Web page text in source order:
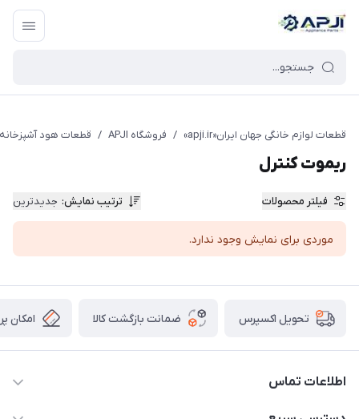
قطعات یدکی و جانبی لوازم خانگی جهان ایران
قطعات لوازم خانگی جهان ایران«apji.ir» / فروشگاه APJI / قطعات هود آشپزخانه
ریموت کنترل
فیلتر محصولات ترتیب نمایش: جدیدترین
موردی برای نمایش وجود ندارد.
تحویل اکسپرس ضمانت بازگشت کالا امکان
اطلاعات تماس
09106753413